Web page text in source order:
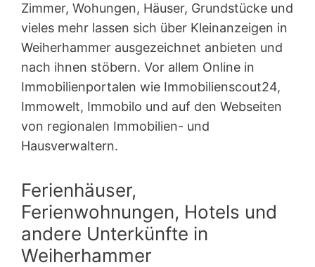
Zimmer, Wohungen, Häuser, Grundstücke und
vieles mehr lassen sich über Kleinanzeigen in
Weiherhammer ausgezeichnet anbieten und
nach ihnen stöbern. Vor allem Online in
Immobilienportalen wie Immobilienscout24,
Immowelt, Immobilo und auf den Webseiten
von regionalen Immobilien- und
Hausverwaltern.
Ferienhäuser,
Ferienwohnungen, Hotels und
andere Unterkünfte in
Weiherhammer